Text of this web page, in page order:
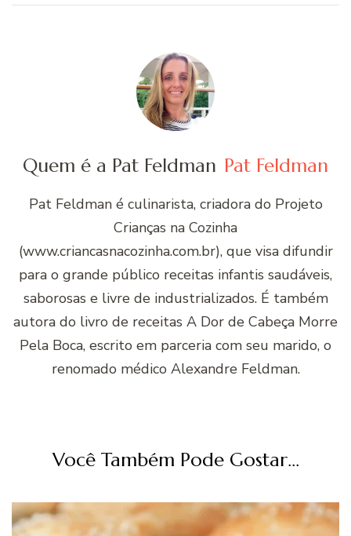
Quem é a Pat Feldman Pat Feldman
Pat Feldman é culinarista, criadora do Projeto
Crianças na Cozinha
(www.criancasnacozinha.com.br), que visa difundir
para o grande público receitas infantis saudáveis,
saborosas e livre de industrializados. É também
autora do livro de receitas A Dor de Cabeça Morre
Pela Boca, escrito em parceria com seu marido, o
renomado médico Alexandre Feldman.
Você Também Pode Gostar...